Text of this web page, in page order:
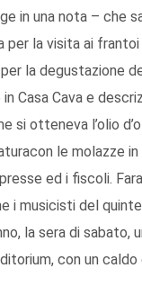
in una nota – che
per la visita ai frantoi
la degustazione
Casa Cava e
si otteneva l’olio
le molazze
ed i fiscoli.
i musicisti del
la sera di sabato,
con un